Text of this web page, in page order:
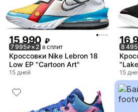
15 990 ₽
7 995₽× 2 в сплит
Кроссовки Nike Lebron 18
Low EP "Cartoon Art"
15 дней
16
8 495
15